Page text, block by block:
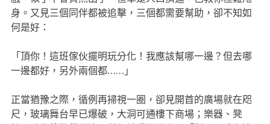
身。又見三個同伴都被追擊，三個都需要幫助，卻不知如
何是好：
「頂你！這班傢伙擺明玩分化！我應該幫哪一邊？但去哪
一邊都好，另外兩個都……」
正當猶豫之際，循例再掃視一圈，卻見開首的廣場就在咫
尺，玻璃舞台早已爆破，大洞可通樓下商場；樂器、凳